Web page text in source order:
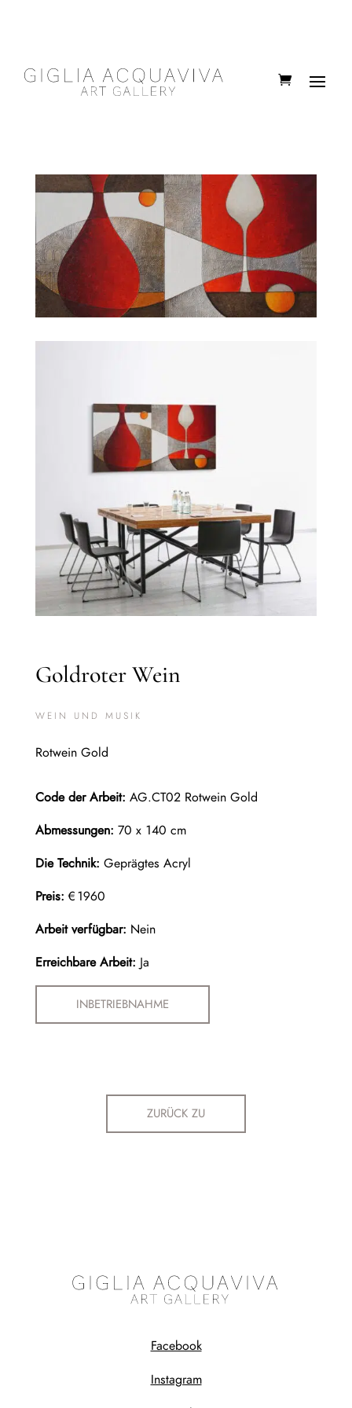
Goldroter Wein
WEIN UND MUSIK
Rotwein Gold
Code der Arbeit: AG.CT02 Rotwein Gold
Abmessungen: 70 x 140 cm
Die Technik: Geprägtes Acryl
Preis:€1960
Arbeit verfügbar: Nein
Erreichbare Arbeit: Ja
INBETRIEBNAHME
ZURÜCK ZU
Facebook
Instagram